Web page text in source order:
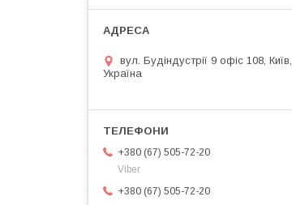
вул. Будіндустрії 9 офіс 108, Київ,
Україна
+380 (67) 505-72-20
Viber
+380 (67) 505-72-20